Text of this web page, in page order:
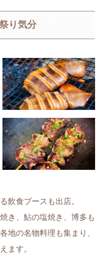
り気分
飲食ブースも出店。
き、鮎の塩焼き、博多も
地の名物料理も集まり、
ます。